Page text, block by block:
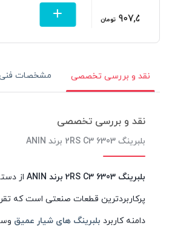
نقد و بررسی تخصصی مشخصات
نقد و بررسی تخصصی
بلبرینگ 6303 2RS C3 برند ANIN
بلبرینگ 6303 2RS C3 برند ANIN
از
پرکاربردترین قطعات صنعتی است که
دامنه کاربرد بلبرینگ های شیار عمیق